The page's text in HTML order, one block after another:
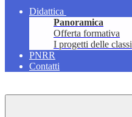
Didattica
Panoramica
Offerta formativa
I progetti delle classi
PNRR
Contatti